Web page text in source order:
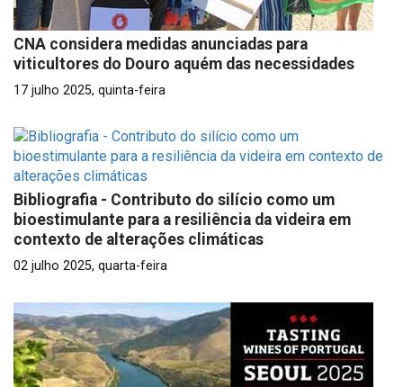
CNA considera medidas anunciadas para
viticultores do Douro aquém das necessidades
17 julho 2025, quinta-feira
Bibliografia - Contributo do silício como um
bioestimulante para a resiliência da videira em
contexto de alterações climáticas
02 julho 2025, quarta-feira